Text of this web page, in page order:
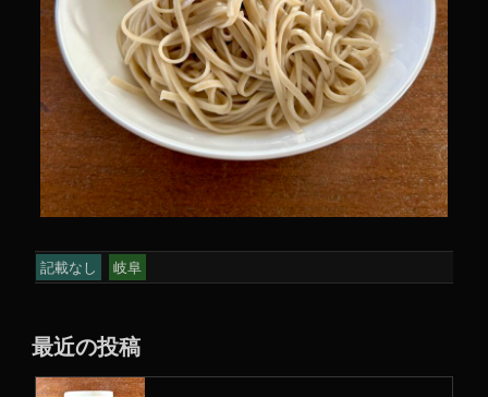
記載なし 岐阜
最近の投稿